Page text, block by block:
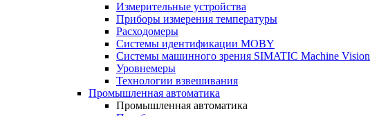
Измерительные устройства
Приборы измерения температуры
Расходомеры
Системы идентификации MOBY
Системы машинного зрения SIMATIC Machine Vision
Уровнемеры
Технологии взвешивания
Промышленная автоматика
Промышленная автоматика